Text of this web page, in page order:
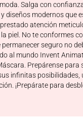
Salga con
modernos que
atención
piel. No te conformes
seguro no
al mundo Invent
Prepárense
infinitas
¡Prepárate para